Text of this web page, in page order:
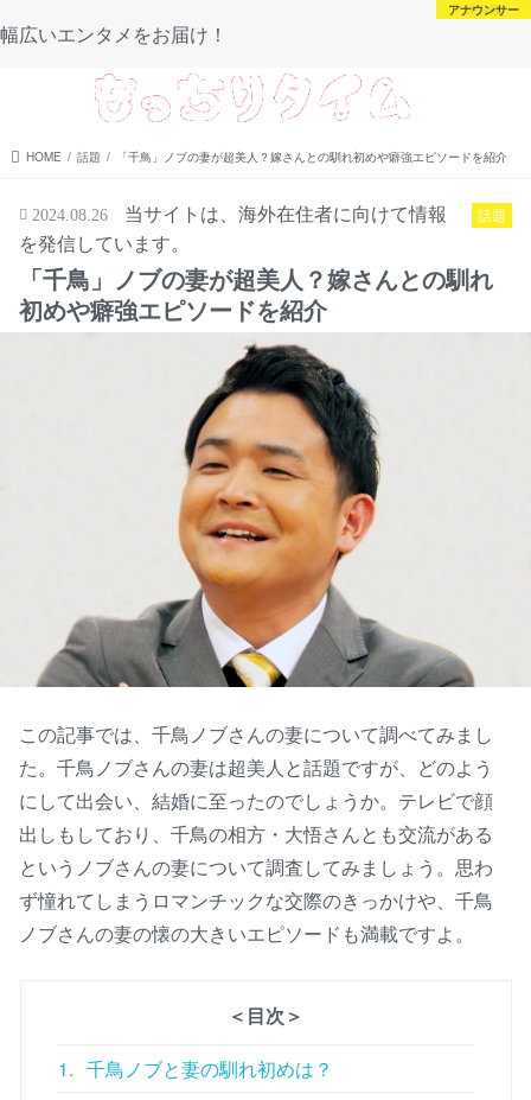
幅広いエンタメをお届け！
HOME 話題 「千鳥」ノブの妻が超美人？嫁さんとの馴れ初めや癖強エピソードを紹介
話題
2024.08.26
当サイトは、海外在住者に向けて情報
を発信しています。
「千鳥」ノブの妻が超美人？嫁さんとの馴れ
初めや癖強エピソードを紹介
この記事では、千鳥ノブさんの妻について調べてみまし
た。千鳥ノブさんの妻は超美人と話題ですが、どのよう
にして出会い、結婚に至ったのでしょうか。テレビで顔
出しもしており、千鳥の相方・大悟さんとも交流がある
というノブさんの妻について調査してみましょう。思わ
ず憧れてしまうロマンチックな交際のきっかけや、千鳥
ノブさんの妻の懐の大きいエピソードも満載ですよ。
＜目次＞
1. 千鳥ノブと妻の馴れ初めは？
芸能・スポーツ
芸能・スポーツ
未分類
アナウンサー